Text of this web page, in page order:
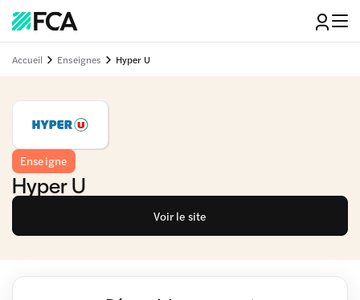
Accueil Enseignes Hyper U
Enseigne
Hyper U
Voir le site